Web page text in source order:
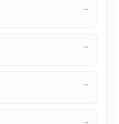
→
→
→
→